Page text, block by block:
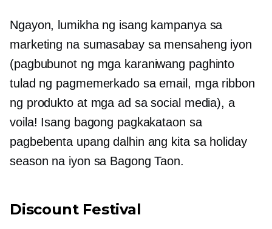
Ngayon, lumikha ng isang kampanya sa
marketing na sumasabay sa mensaheng iyon
(pagbubunot ng mga karaniwang paghinto
tulad ng pagmemerkado sa email, mga ribbon
ng produkto at mga ad sa social media), a
voila! Isang bagong pagkakataon sa
pagbebenta upang dalhin ang kita sa holiday
season na iyon sa Bagong Taon.
Discount Festival